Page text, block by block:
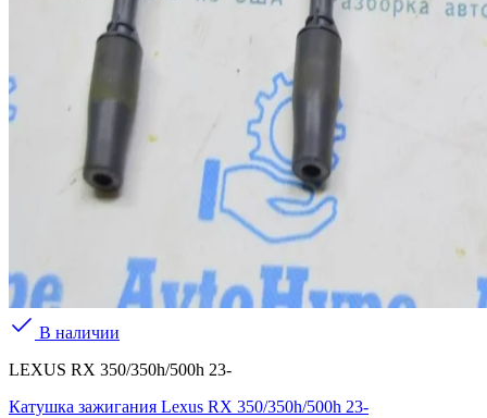
В наличии
LEXUS RX 350/350h/500h 23-
Катушка зажигания Lexus RX 350/350h/500h 23-